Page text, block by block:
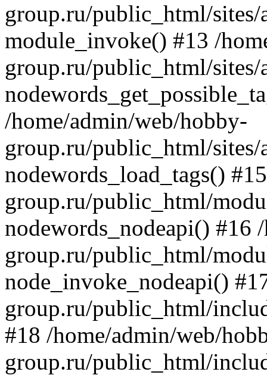
group.ru/public_html/
module_invoke() #13 /
group.ru/public_html/
/home/admin/web/hobby-
group.ru/public_html/
nodewords_load_tags()
group.ru/public_html/
nodewords_nodeapi() #16
group.ru/public_html/
node_invoke_nodeapi()
group.ru/public_html/
#18 /home/admin/web/
group.ru/public_html/